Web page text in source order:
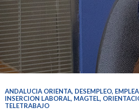
ANDALUCIA ORIENTA, DESEMPLEO,
INSERCION LABORAL, MAGTEL,
TELETRABAJO